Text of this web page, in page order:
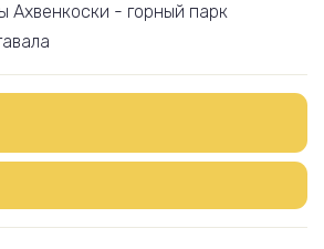
Ахвенкоски - горный парк